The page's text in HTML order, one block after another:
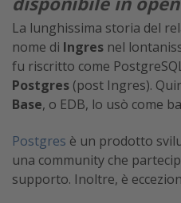
La lunghissima storia del
nome di Ingres nel
fu riscritto come
Postgres (post Ingres).
Base, o EDB, lo usò come
Postgres è un prodotto
una community che
supporto. Inoltre, è